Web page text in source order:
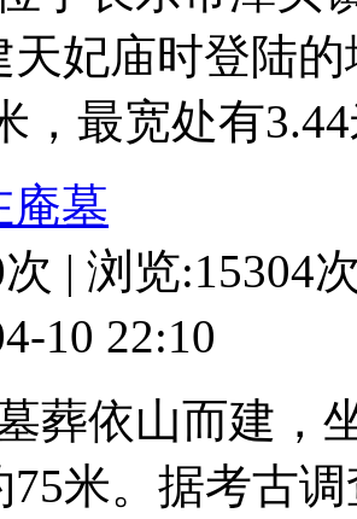
天妃庙时登陆
，最宽处有
庵墓
| 浏览:15304
10 22:10
葬依山而建，
75米。据考古